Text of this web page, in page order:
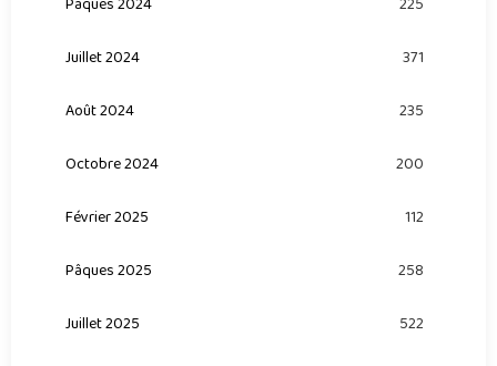
Juillet 2024 371
Août 2024 235
Octobre 2024 200
Février 2025 112
Pâques 2025 258
Juillet 2025 522